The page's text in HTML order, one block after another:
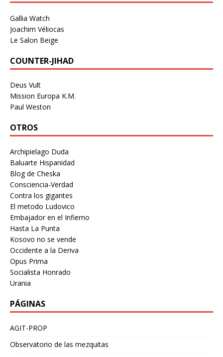
Gallia Watch
Joachim Véliocas
Le Salon Beige
COUNTER-JIHAD
Deus Vult
Mission Europa K.M.
Paul Weston
OTROS
Archipielago Duda
Baluarte Hispanidad
Blog de Cheska
Consciencia-Verdad
Contra los gigantes
El metodo Ludovico
Embajador en el Infierno
Hasta La Punta
Kosovo no se vende
Occidente a la Deriva
Opus Prima
Socialista Honrado
Urania
PÁGINAS
AGIT-PROP
Observatorio de las mezquitas